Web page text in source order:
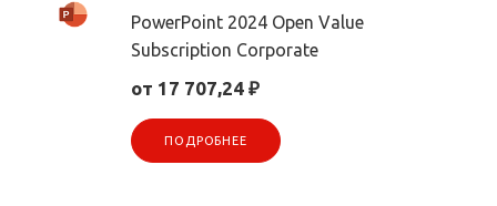
PowerPoint 2024 Open Value
Subscription Corporate
от 17 707,24 ₽
ПОДРОБНЕЕ